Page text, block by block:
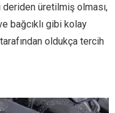
üretilmiş olması,
bağcıklı gibi kolay
oldukça tercih